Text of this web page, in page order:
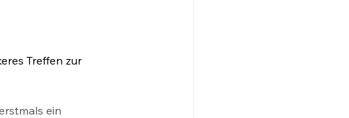
Treffen zur
ein